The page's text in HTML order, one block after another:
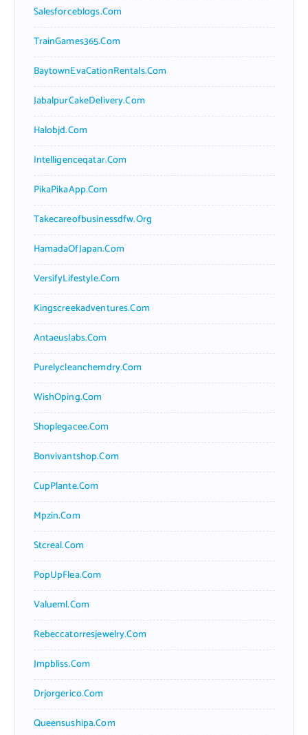
Salesforceblogs.com
TrainGames365.com
BaytownEvaCationRentals.com
JabalpurCakeDelivery.com
Halobjd.com
Intelligenceqatar.com
PikaPikaApp.com
Takecareofbusinessdfw.org
HamadaOfJapan.com
VersifyLifestyle.com
Kingscreekadventures.com
Antaeuslabs.com
Purelycleanchemdry.com
WishOping.com
Shoplegacee.com
Bonvivantshop.com
CupPlante.com
Mpzin.com
Stcreal.com
PopUpFlea.com
Valueml.com
Rebeccatorresjewelry.com
Jmpbliss.com
Drjorgerico.com
Queensushipa.com